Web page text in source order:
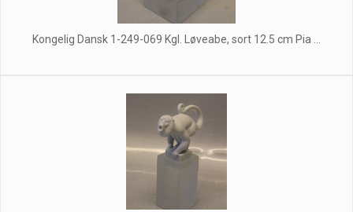
Kongelig Dansk 1-249-069 Kgl. Løveabe, sort 12.5 cm Pia ...